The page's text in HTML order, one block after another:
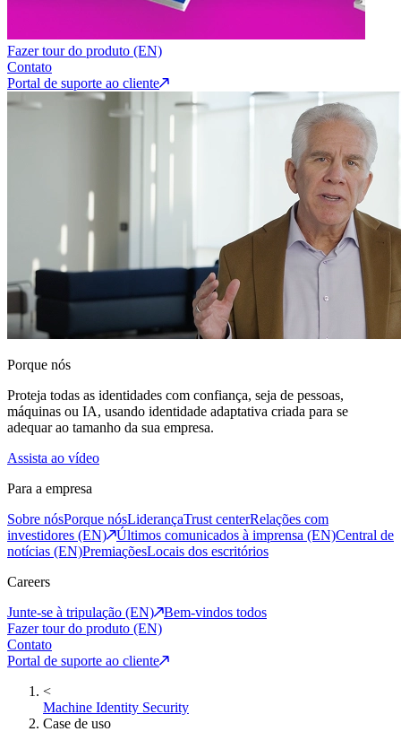
Fazer tour do produto (EN)
Contato
Portal de suporte ao cliente
Porque nós
Proteja todas as identidades com confiança, seja de pessoas,
máquinas ou IA, usando identidade adaptativa criada para se
adequar ao tamanho da sua empresa.
Assista ao vídeo
Para a empresa
Sobre nósPorque nósLiderançaTrust centerRelações com
investidores (EN)
Últimos comunicados à imprensa (EN)Central de
notícias (EN)PremiaçõesLocais dos escritórios
Careers
Junte-se à tripulação (EN)
Bem-vindos todos
Fazer tour do produto (EN)
Contato
Portal de suporte ao cliente
<
Machine Identity Security
Case de uso